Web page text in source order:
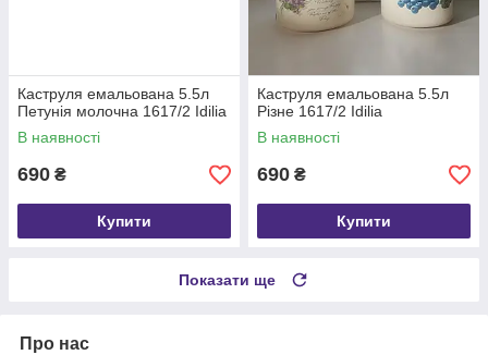
Каструля емальована 5.5л
Петунія молочна 1617/2 Idilia
В наявності
690 ₴
Купити
Каструля емальована 5.5л
Різне 1617/2 Idilia
В наявності
690 ₴
Купити
Показати ще
Про нас